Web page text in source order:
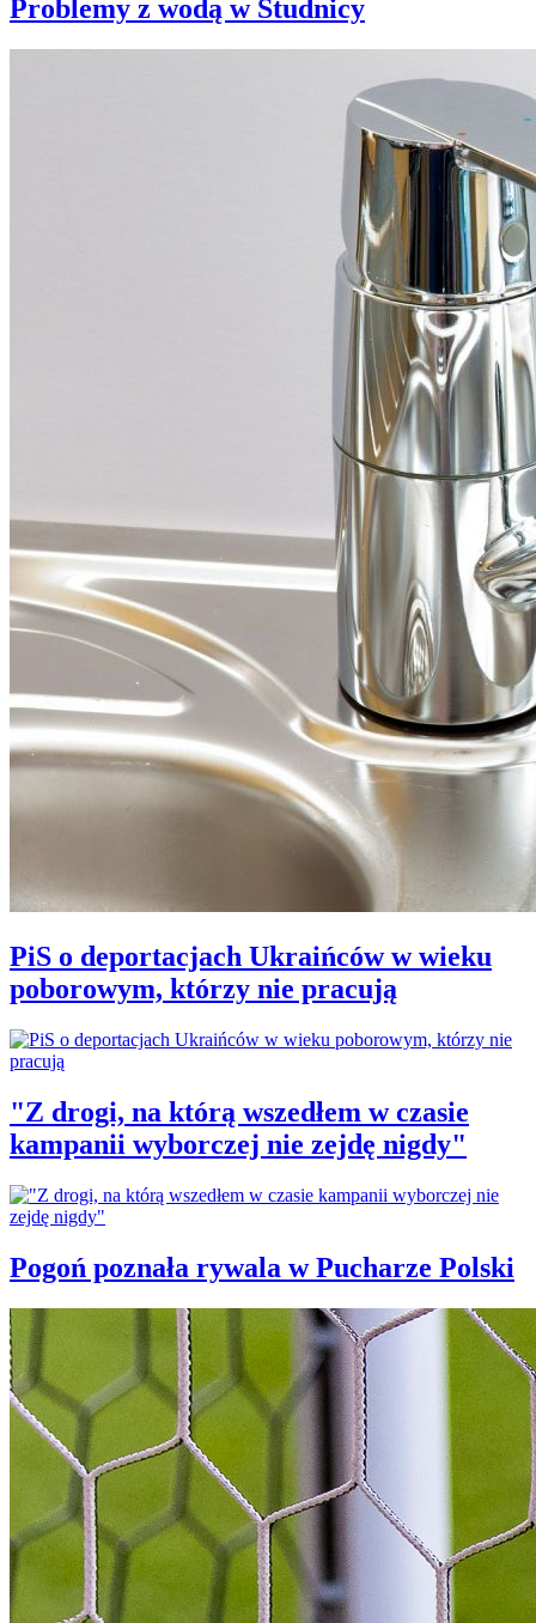
Problemy z wodą w Studnicy
PiS o deportacjach Ukraińców w wieku
poborowym, którzy nie pracują
"Z drogi, na którą wszedłem w czasie
kampanii wyborczej nie zejdę nigdy"
Pogoń poznała rywala w Pucharze Polski